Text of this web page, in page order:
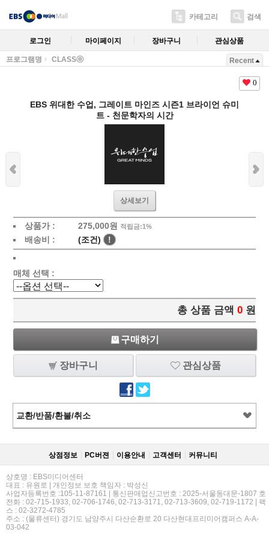
카테고리 검색
로그인 마이페이지 장바구니 관심상품
프로그램명 CLASSⓔ Recent
0
EBS 위대한 수업, 그레이트 마인즈 시즌1 브라이언 슈미
트 - 천문학자의 시간
상세보기
상품가 : 275,000원 적립금:1%
배송비 : (조건) !
매체 선택 :
총 상품 금액 0 원
구매하기
장바구니 관심상품
교환/반품/환불/취소
상점정보 PC버젼 이용안내 고객센터 커뮤니티
상호명 : EBS미디어센터
대표 : 유원로 | 개인정보 보호 책임자 : 박성신
사업자등록번호 :105-11-87161 | 통신판매업신고번호 : 2025-서울동대문-1807 호
전화 : 02-715-1933, 02-706-1746, 02-713-3171, 02-713-3609, 02-719-1172 | 팩
스 : 02-3272-4785
주소 : (물류센터) 경기도 남양주시 다산순환로 20 다산현대프리미어캠퍼스 A-A-
03-042